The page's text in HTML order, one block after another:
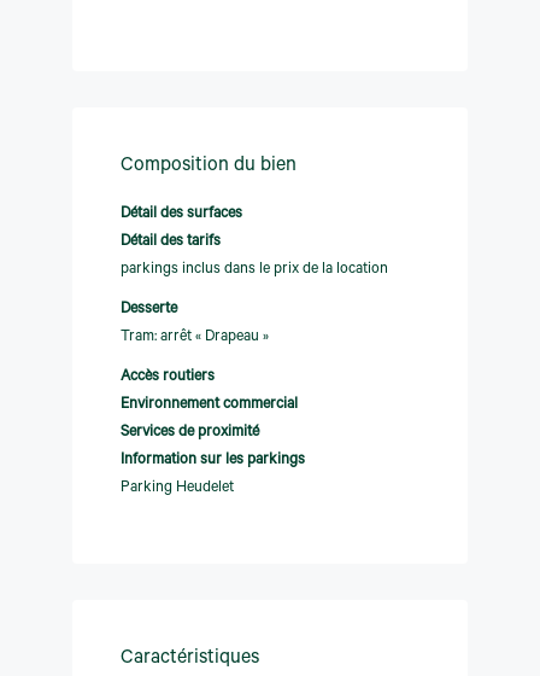
Composition du bien
Détail des surfaces
Détail des tarifs
parkings inclus dans le prix de la location
Desserte
Tram: arrêt « Drapeau »
Accès routiers
Environnement commercial
Services de proximité
Information sur les parkings
Parking Heudelet
Caractéristiques